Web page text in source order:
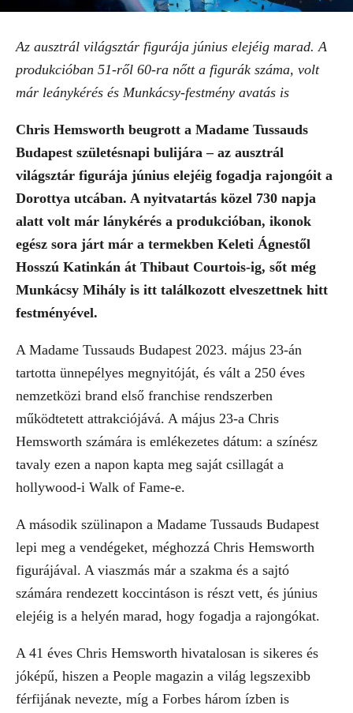
Az ausztrál világsztár figurája június elejéig marad. A
produkcióban 51-ről 60-ra nőtt a figurák száma, volt
már leánykérés és Munkácsy-festmény avatás is
Chris Hemsworth beugrott a Madame Tussauds
Budapest születésnapi bulijára – az ausztrál
világsztár figurája június elejéig fogadja rajongóit a
Dorottya utcában. A nyitvatartás közel 730 napja
alatt volt már lánykérés a produkcióban, ikonok
egész sora járt már a termekben Keleti Ágnestől
Hosszú Katinkán át Thibaut Courtois-ig, sőt még
Munkácsy Mihály is itt találkozott elveszettnek hitt
festményével.
A Madame Tussauds Budapest 2023. május 23-án
tartotta ünnepélyes megnyitóját, és vált a 250 éves
nemzetközi brand első franchise rendszerben
működtetett attrakciójává. A május 23-a Chris
Hemsworth számára is emlékezetes dátum: a színész
tavaly ezen a napon kapta meg saját csillagát a
hollywood-i Walk of Fame-e.
A második szülinapon a Madame Tussauds Budapest
lepi meg a vendégeket, méghozzá Chris Hemsworth
figurájával. A viaszmás már a szakma és a sajtó
számára rendezett koccintáson is részt vett, és június
elejéig is a helyén marad, hogy fogadja a rajongókat.
A 41 éves Chris Hemsworth hivatalosan is sikeres és
jóképű, hiszen a People magazin a világ legszexibb
férfijának nevezte, míg a Forbes három ízben is